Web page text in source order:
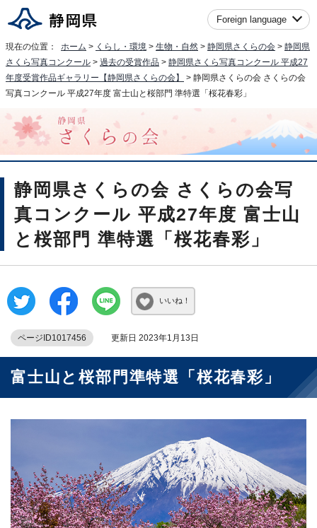
Foreign language
現在の位置： ホーム > くらし・環境 > 生物・自然 > 静岡県さくらの会 > 静岡県
さくら写真コンクール > 過去の受賞作品 > 静岡県さくら写真コンクール 平成27
年度受賞作品ギャラリー【静岡県さくらの会】
> 静岡県さくらの会 さくらの会
写真コンクール 平成27年度 富士山と桜部門 準特選「桜花春彩」
静岡県さくらの会 さくらの会写
真コンクール 平成27年度 富士山
と桜部門 準特選「桜花春彩」
いいね！
ページID1017456 更新日 2023年1月13日
富士山と桜部門準特選「桜花春彩」